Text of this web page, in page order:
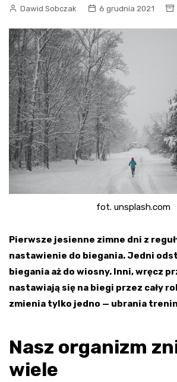
Dawid Sobczak 6 grudnia 2021
fot. unsplash.com
Pierwsze jesienne zimne dni z
nastawienie do biegania. Jedni
biegania aż do wiosny. Inni, wręcz
nastawiają się na biegi przez cały
zmienia tylko jedno — ubrania
Nasz organizm
wiele